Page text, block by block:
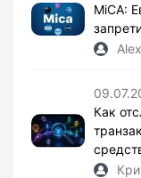
MiCA:
Как